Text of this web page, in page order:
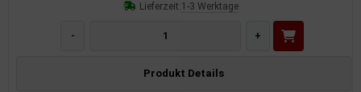
Lieferzeit:1-3 Werktage
- +
Produkt Details